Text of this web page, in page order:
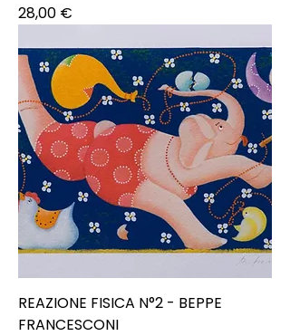
Prezzo
28,00 €
REAZIONE FISICA N°2 - BEPPE
FRANCESCONI